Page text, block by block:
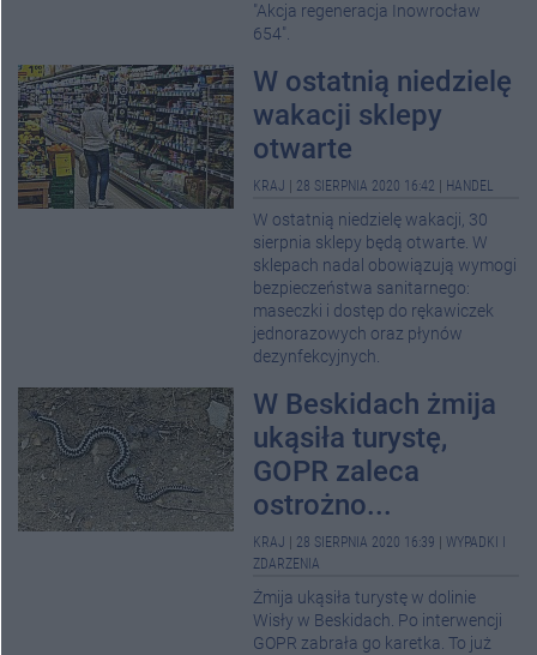
"Akcja regeneracja Inowrocław
654".
W ostatnią niedzielę
wakacji sklepy
otwarte
KRAJ 28 SIERPNIA 2020 16:42 HANDEL
W ostatnią niedzielę wakacji, 30
sierpnia sklepy będą otwarte. W
sklepach nadal obowiązują wymogi
bezpieczeństwa sanitarnego:
maseczki i dostęp do rękawiczek
jednorazowych oraz płynów
dezynfekcyjnych.
W Beskidach żmija
ukąsiła turystę,
GOPR zaleca
ostrożno...
KRAJ 28 SIERPNIA 2020 16:39
WYPADKI I
ZDARZENIA
Żmija ukąsiła turystę w dolinie
Wisły w Beskidach. Po interwencji
GOPR zabrała go karetka. To już